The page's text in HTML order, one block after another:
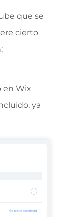
que se
cierto
en Wix
ya